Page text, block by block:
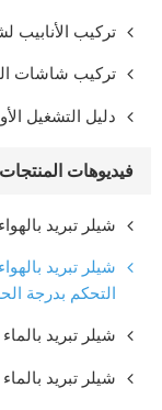
تركيب الأنابيب
تركيب شاشات
دليل التشغيل
فيديوهات المنتجات
شيلر تبريد
شيلر تبريد
التحكم بدرجة
شيلر تبريد
شيلر تبريد